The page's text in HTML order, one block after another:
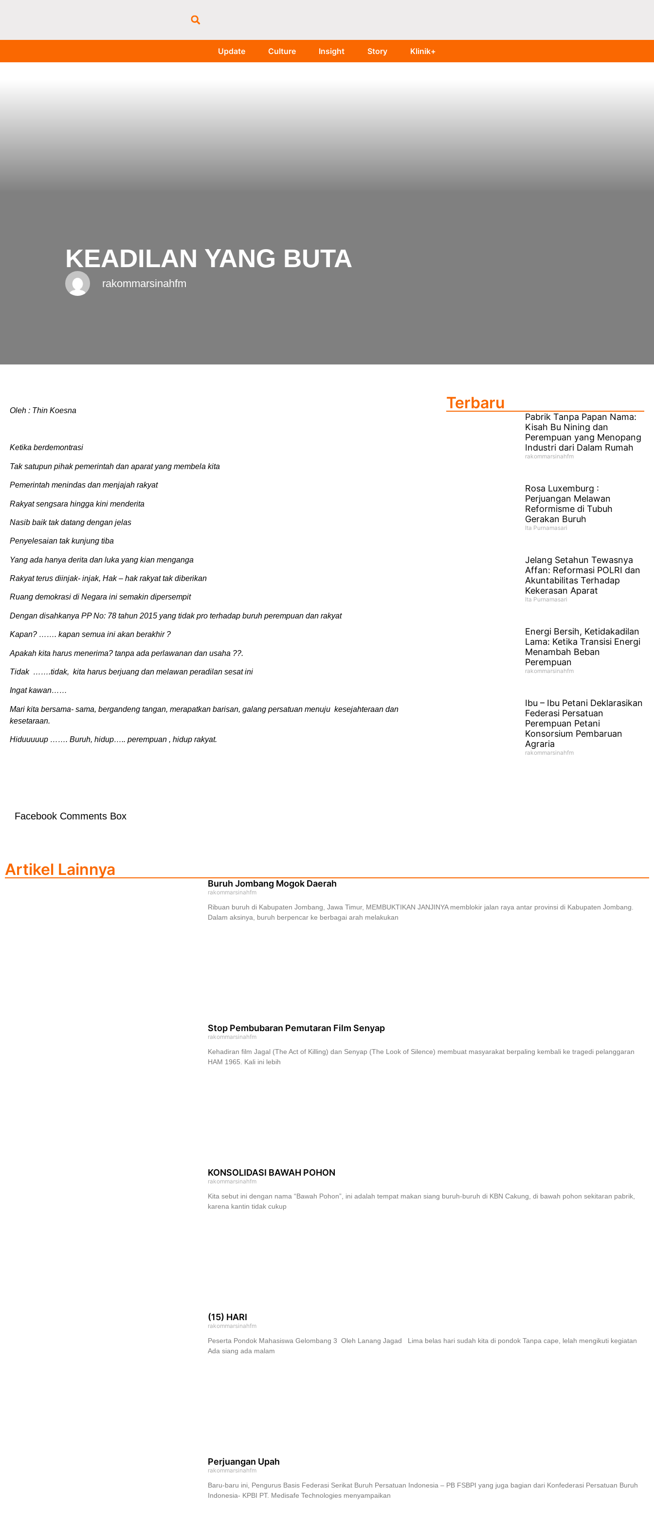
Update Culture Insight Story Klinik+
KEADILAN YANG BUTA
rakommarsinahfm
Oleh : Thin Koesna
Ketika berdemontrasi
Tak satupun pihak pemerintah dan aparat yang membela kita
Pemerintah menindas dan menjajah rakyat
Rakyat sengsara hingga kini menderita
Nasib baik tak datang dengan jelas
Penyelesaian tak kunjung tiba
Yang ada hanya derita dan luka yang kian menganga
Rakyat terus diinjak- injak, Hak – hak rakyat tak diberikan
Ruang demokrasi di Negara ini semakin dipersempit
Dengan disahkanya PP No: 78 tahun 2015 yang tidak pro terhadap buruh perempuan dan rakyat
Kapan? ……. kapan semua ini akan berakhir ?
Apakah kita harus menerima? tanpa ada perlawanan dan usaha ??.
Tidak …….tidak, kita harus berjuang dan melawan peradilan sesatini
Ingat kawan……
Mari kita bersama- sama, bergandeng tangan, merapatkan barisan, galang persatuan menuju kesejahteraan dan
kesetaraan.
Hiduuuuup ……. Buruh, hidup….. perempuan , hidup rakyat.
Facebook Comments Box
Terbaru
Pabrik Tanpa Papan Nama:
Kisah Bu Nining dan
Perempuan yang Menopang
Industri dari Dalam Rumah
rakommarsinahfm
Rosa Luxemburg :
Perjuangan Melawan
Reformisme di Tubuh
Gerakan Buruh
Ita Purnamasari
Jelang Setahun Tewasnya
Affan: Reformasi POLRI dan
Akuntabilitas Terhadap
Kekerasan Aparat
Ita Purnamasari
Energi Bersih, Ketidakadilan
Lama: Ketika Transisi Energi
Menambah Beban
Perempuan
rakommarsinahfm
Ibu – Ibu Petani Deklarasikan
Federasi Persatuan
Perempuan Petani
Konsorsium Pembaruan
Agraria
rakommarsinahfm
Artikel Lainnya
Buruh Jombang Mogok Daerah
rakommarsinahfm
Ribuan buruh di Kabupaten Jombang, Jawa Timur, MEMBUKTIKAN JANJINYA memblokir jalan raya antar provinsi di Kabupaten Jombang.
Dalam aksinya, buruh berpencar ke berbagai arah melakukan
Stop Pembubaran Pemutaran Film Senyap
rakommarsinahfm
Kehadiran film Jagal (The Act of Killing) dan Senyap (The Look of Silence) membuat masyarakat berpaling kembali ke tragedi pelanggaran
HAM 1965. Kali ini lebih
KONSOLIDASI BAWAH POHON
rakommarsinahfm
Kita sebut ini dengan nama “Bawah Pohon”, ini adalah tempat makan siang buruh-buruh di KBN Cakung, di bawah pohon sekitaran pabrik,
karena kantin tidak cukup
(15) HARI
rakommarsinahfm
Peserta Pondok Mahasiswa Gelombang 3 Oleh Lanang Jagad Lima belas hari sudah kita di pondok Tanpa cape, lelah mengikuti kegiatan
Ada siang ada malam
Perjuangan Upah
rakommarsinahfm
Baru-baru ini, Pengurus Basis Federasi Serikat Buruh Persatuan Indonesia – PB FSBPI yang juga bagian dari Konfederasi Persatuan Buruh
Indonesia- KPBI PT. Medisafe Technologies menyampaikan